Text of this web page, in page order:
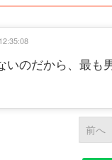
いのだから、最
前へ